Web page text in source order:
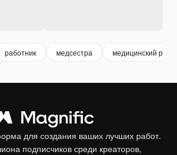
работник медсестра медицинский
для создания ваших лучших работ.
подписчиков среди креаторов,